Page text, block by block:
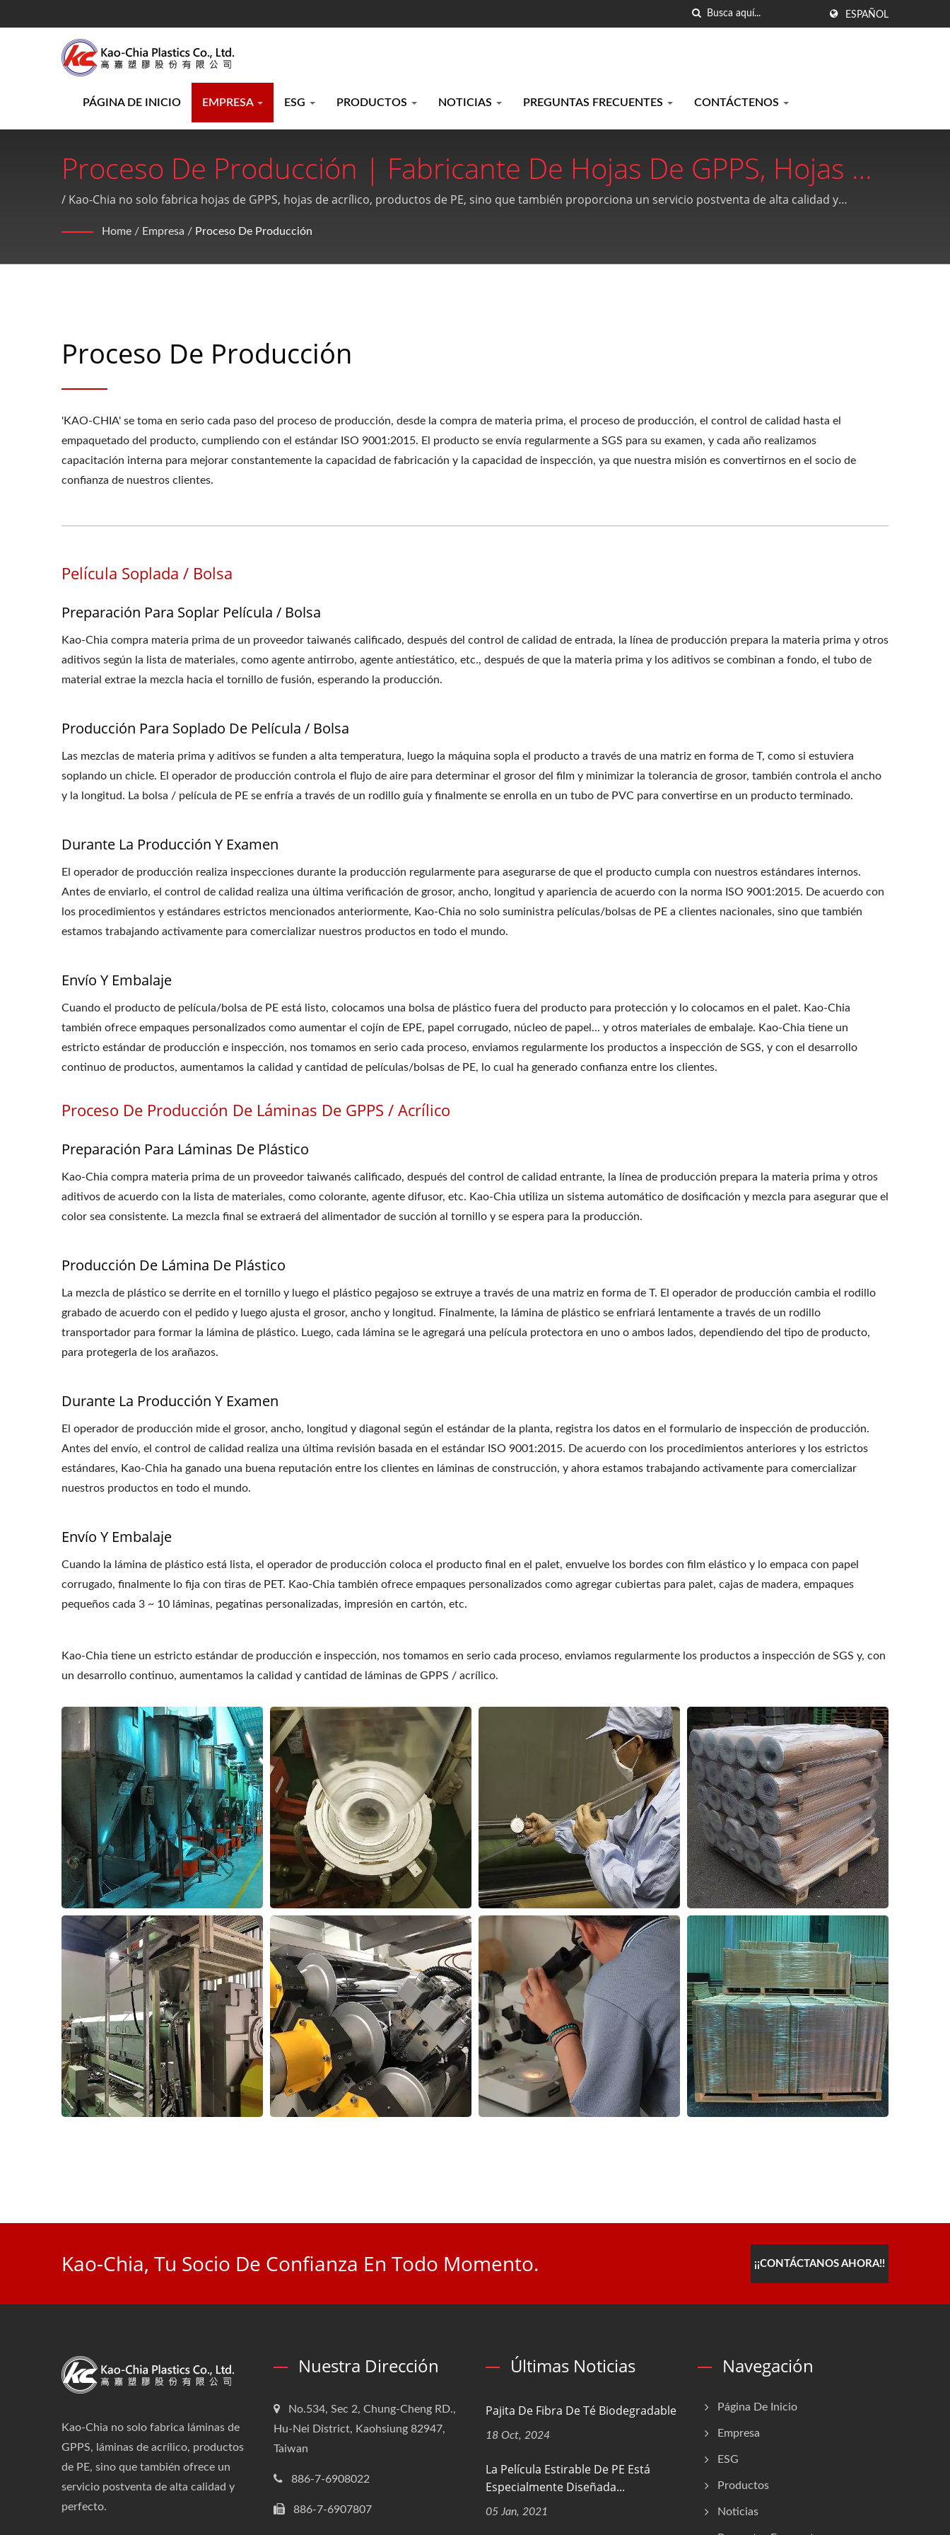
ESPAÑOL
PÁGINA DE INICIO EMPRESA ESG PRODUCTOS NOTICIAS PREGUNTAS FRECUENTES CONTÁCTENOS
Proceso De Producción | Fabricante De Hojas De GPPS, Hojas De
Acrílico Y Productos De PE Desde 1990 | Kao-Chia Plastics Co.,
Ltd.
/ Kao-Chia no solo fabrica hojas de GPPS, hojas de acrílico, productos de PE, sino que también proporciona un servicio postventa de alta calidad y
Home / Empresa / Proceso De Producción
Proceso De Producción
'KAO-CHIA' se toma en serio cada paso del proceso de producción, desde la compra de materia prima, el proceso de producción, el control de calidad hasta el
empaquetado del producto, cumpliendo con el estándar ISO 9001:2015. El producto se envía regularmente a SGS para su examen, y cada año realizamos
capacitación interna para mejorar constantemente la capacidad de fabricación y la capacidad de inspección, ya que nuestra misión es convertirnos en el socio de
confianza de nuestros clientes.
Película Soplada / Bolsa
Preparación Para Soplar Película / Bolsa
Kao-Chia compra materia prima de un proveedor taiwanés calificado, después del control de calidad de entrada, la línea de producción prepara la materia prima y otros
aditivos según la lista de materiales, como agente antirrobo, agente antiestático, etc., después de que la materia prima y los aditivos se combinan a fondo, el tubo de
material extrae la mezcla hacia el tornillo de fusión, esperando la producción.
Producción Para Soplado De Película / Bolsa
Las mezclas de materia prima y aditivos se funden a alta temperatura, luego la máquina sopla el producto a través de una matriz en forma de T, como si estuviera
soplando un chicle. El operador de producción controla el flujo de aire para determinar el grosor del film y minimizar la tolerancia de grosor, también controla el ancho
y la longitud. La bolsa / película de PE se enfría a través de un rodillo guía y finalmente se enrolla en un tubo de PVC para convertirse en un producto terminado.
Durante La Producción Y Examen
El operador de producción realiza inspecciones durante la producción regularmente para asegurarse de que el producto cumpla con nuestros estándares internos.
Antes de enviarlo, el control de calidad realiza una última verificación de grosor, ancho, longitud y apariencia de acuerdo con la norma ISO 9001:2015. De acuerdo con
los procedimientos y estándares estrictos mencionados anteriormente, Kao-Chia no solo suministra películas/bolsas de PE a clientes nacionales, sino que también
estamos trabajando activamente para comercializar nuestros productos en todo el mundo.
Envío Y Embalaje
Cuando el producto de película/bolsa de PE está listo, colocamos una bolsa de plástico fuera del producto para protección y lo colocamos en el palet. Kao-Chia
también ofrece empaques personalizados como aumentar el cojín de EPE, papel corrugado, núcleo de papel... y otros materiales de embalaje. Kao-Chia tiene un
estricto estándar de producción e inspección, nos tomamos en serio cada proceso, enviamos regularmente los productos a inspección de SGS, y con el desarrollo
continuo de productos, aumentamos la calidad y cantidad de películas/bolsas de PE, lo cual ha generado confianza entre los clientes.
Proceso De Producción De Láminas De GPPS / Acrílico
Preparación Para Láminas De Plástico
Kao-Chia compra materia prima de un proveedor taiwanés calificado, después del control de calidad entrante, la línea de producción prepara la materia prima y otros
aditivos de acuerdo con la lista de materiales, como colorante, agente difusor, etc. Kao-Chia utiliza un sistema automático de dosificación y mezcla para asegurar que el
color sea consistente. La mezcla final se extraerá del alimentador de succión al tornillo y se espera para la producción.
Producción De Lámina De Plástico
La mezcla de plástico se derrite en el tornillo y luego el plástico pegajoso se extruye a través de una matriz en forma de T. El operador de producción cambia el rodillo
grabado de acuerdo con el pedido y luego ajusta el grosor, ancho y longitud. Finalmente, la lámina de plástico se enfriará lentamente a través de un rodillo
transportador para formar la lámina de plástico. Luego, cada lámina se le agregará una película protectora en uno o ambos lados, dependiendo del tipo de producto,
para protegerla de los arañazos.
Durante La Producción Y Examen
El operador de producción mide el grosor, ancho, longitud y diagonal según el estándar de la planta, registra los datos en el formulario de inspección de producción.
Antes del envío, el control de calidad realiza una última revisión basada en el estándar ISO 9001:2015. De acuerdo con los procedimientos anteriores y los estrictos
estándares, Kao-Chia ha ganado una buena reputación entre los clientes en láminas de construcción, y ahora estamos trabajando activamente para comercializar
nuestros productos en todo el mundo.
Envío Y Embalaje
Cuando la lámina de plástico está lista, el operador de producción coloca el producto final en el palet, envuelve los bordes con film elástico y lo empaca con papel
corrugado, finalmente lo fija con tiras de PET. Kao-Chia también ofrece empaques personalizados como agregar cubiertas para palet, cajas de madera, empaques
pequeños cada 3 ~ 10 láminas, pegatinas personalizadas, impresión en cartón, etc.
Kao-Chia tiene un estricto estándar de producción e inspección, nos tomamos en serio cada proceso, enviamos regularmente los productos a inspección de SGS y, con
un desarrollo continuo, aumentamos la calidad y cantidad de láminas de GPPS / acrílico.
Kao-Chia, Tu Socio De Confianza En Todo Momento. ¡¡CONTÁCTANOS AHORA!!
Kao-Chia no solo fabrica láminas de
GPPS, láminas de acrílico, productos
de PE, sino que también ofrece un
servicio postventa de alta calidad y
perfecto.
Nuestra Dirección
No.534, Sec 2, Chung-Cheng RD.,
Hu-Nei District, Kaohsiung 82947,
Taiwan
886-7-6908022
886-7-6907807
Últimas Noticias
Pajita De Fibra De Té Biodegradable
18 Oct, 2024
La Película Estirable De PE Está
Especialmente Diseñada...
05 Jan, 2021
Navegación
Página De Inicio
Empresa
ESG
Productos
Noticias